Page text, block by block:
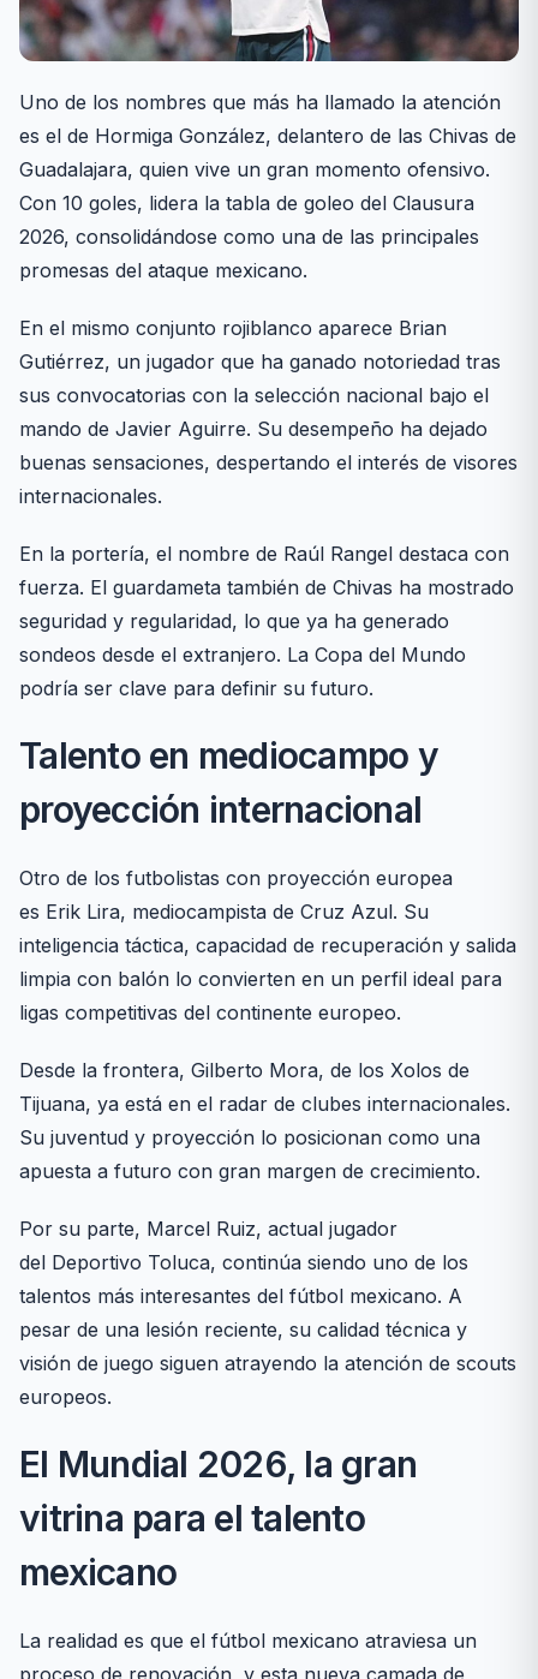
Uno de los nombres que más ha llamado la atención
es el de Hormiga González, delantero de las Chivas de
Guadalajara, quien vive un gran momento ofensivo.
Con 10 goles, lidera la tabla de goleo del Clausura
2026, consolidándose como una de las principales
promesas del ataque mexicano.
En el mismo conjunto rojiblanco aparece Brian
Gutiérrez, un jugador que ha ganado notoriedad tras
sus convocatorias con la selección nacional bajo el
mando de Javier Aguirre. Su desempeño ha dejado
buenas sensaciones, despertando el interés de visores
internacionales.
En la portería, el nombre de Raúl Rangel destaca con
fuerza. El guardameta también de Chivas ha mostrado
seguridad y regularidad, lo que ya ha generado
sondeos desde el extranjero. La Copa del Mundo
podría ser clave para definir su futuro.
Talento en mediocampo y
proyección internacional
Otro de los futbolistas con proyección europea
es Erik Lira, mediocampista de Cruz Azul. Su
inteligencia táctica, capacidad de recuperación y salida
limpia con balón lo convierten en un perfil ideal para
ligas competitivas del continente europeo.
Desde la frontera, Gilberto Mora, de los Xolos de
Tijuana, ya está en el radar de clubes internacionales.
Su juventud y proyección lo posicionan como una
apuesta a futuro con gran margen de crecimiento.
Por su parte, Marcel Ruiz, actual jugador
del Deportivo Toluca, continúa siendo uno de los
talentos más interesantes del fútbol mexicano. A
pesar de una lesión reciente, su calidad técnica y
visión de juego siguen atrayendo la atención de scouts
europeos.
El Mundial 2026, la gran
vitrina para el talento
mexicano
La realidad es que el fútbol mexicano atraviesa un
proceso de renovación, y esta nueva camada de